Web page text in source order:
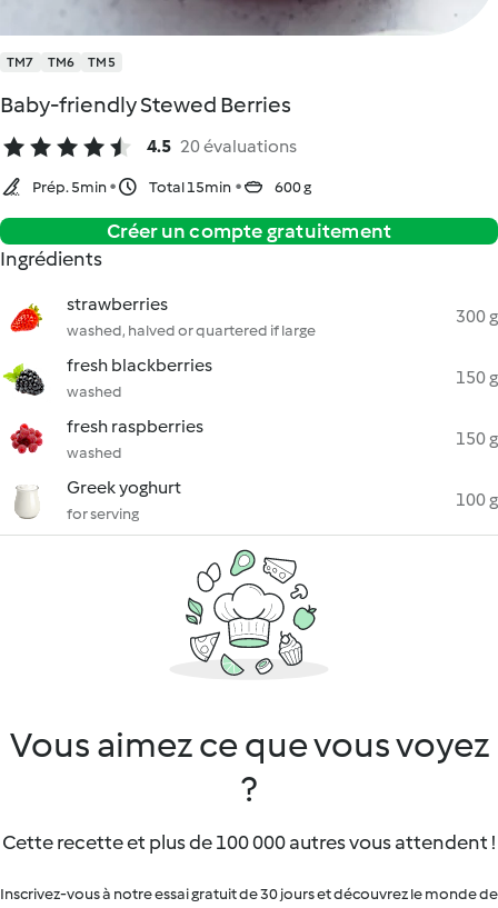
TM7 TM6 TM5
Baby-friendly Stewed Berries
4.5 20 évaluations
Prép. 5min Total 15min 600 g
Créer un compte gratuitement
Ingrédients
strawberries
washed, halved or quartered if large
300 g
fresh blackberries
washed
150 g
fresh raspberries
washed
150 g
Greek yoghurt
for serving
100 g
Vous aimez ce que vous voyez
?
Cette recette et plus de 100 000 autres vous attendent !
Inscrivez-vous à notre essai gratuit de 30 jours et découvrez le monde de